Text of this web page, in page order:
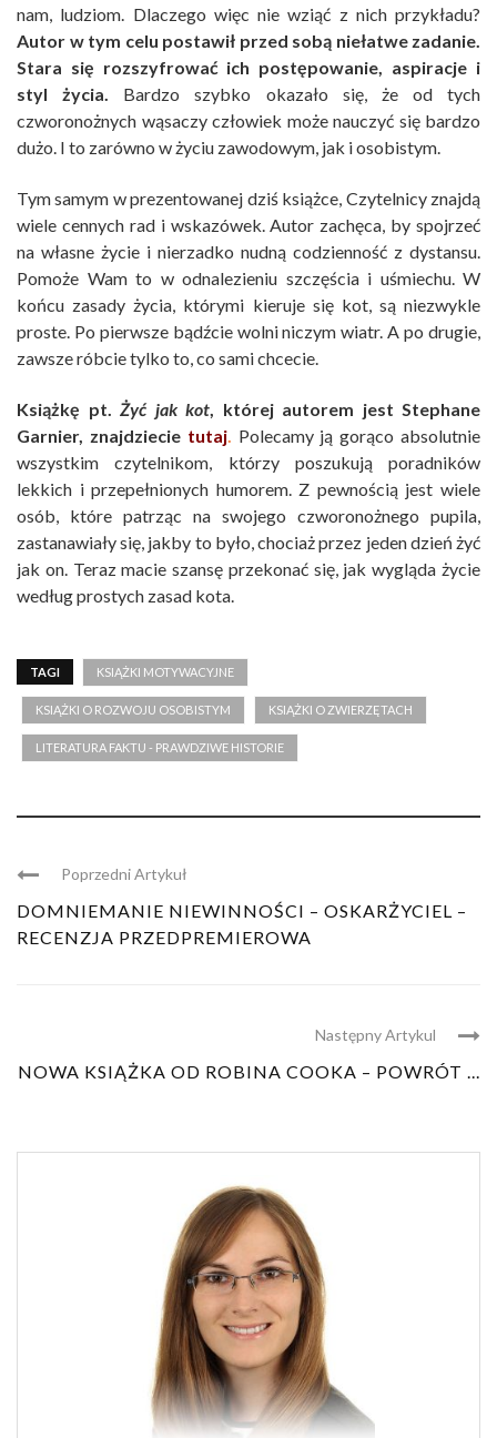
nam, ludziom. Dlaczego więc nie wziąć z nich przykładu?
Autor w tym celu postawił przed sobą niełatwe zadanie.
Stara się rozszyfrować ich postępowanie, aspiracje i
styl życia.
Bardzo szybko okazało się, że od tych
czworonożnych wąsaczy człowiek może nauczyć się bardzo
dużo. I to zarówno w życiu zawodowym, jak i osobistym.
Tym samym w prezentowanej dziś książce, Czytelnicy znajdą
wiele cennych rad i wskazówek. Autor zachęca, by spojrzeć
na własne życie i nierzadko nudną codzienność z dystansu.
Pomoże Wam to w odnalezieniu szczęścia i uśmiechu. W
końcu zasady życia, którymi kieruje się kot, są niezwykle
proste. Po pierwsze bądźcie wolni niczym wiatr. A po drugie,
zawsze róbcie tylko to, co sami chcecie.
Książkę pt. Żyć jak kot , której autorem jest Stephane
Garnier, znajdziecie tutaj. Polecamy ją gorąco absolutnie
wszystkim czytelnikom, którzy poszukują poradników
lekkich i przepełnionych humorem. Z pewnością jest wiele
osób, które patrząc na swojego czworonożnego pupila,
zastanawiały się, jakby to było, chociaż przez jeden dzień żyć
jak on. Teraz macie szansę przekonać się, jak wygląda życie
według prostych zasad kota.
TAGI KSIĄŻKI MOTYWACYJNE
KSIĄŻKI O ROZWOJU OSOBISTYM KSIĄŻKI O ZWIERZĘTACH
LITERATURA FAKTU - PRAWDZIWE HISTORIE
Poprzedni Artykuł
DOMNIEMANIE NIEWINNOŚCI – OSKARŻYCIEL –
RECENZJA PRZEDPREMIEROWA
Następny Artykul
NOWA KSIĄŻKA OD ROBINA COOKA – POWRÓT ...